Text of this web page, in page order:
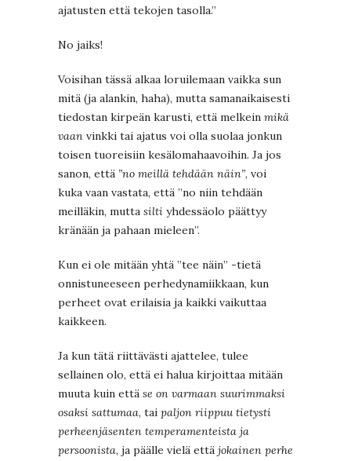
ajatusten että tekojen tasolla.”
No jaiks!
Voisihan tässä alkaa loruilemaan vaikka sun
mitä (ja alankin, haha), mutta samanaikaisesti
tiedostan kirpeän karusti, että melkein mikä
vaan vinkki tai ajatus voi olla suolaa jonkun
toisen tuoreisiin kesälomahaavoihin. Ja jos
sanon, että ”no meillä tehdään näin”, voi
kuka vaan vastata, että ”no niin tehdään
meilläkin, mutta silti yhdessäolo päättyy
kränään ja pahaan mieleen”.
Kun ei ole mitään yhtä ”tee näin” -tietä
onnistuneeseen perhedynamiikkaan, kun
perheet ovat erilaisia ja kaikki vaikuttaa
kaikkeen.
Ja kun tätä riittävästi ajattelee, tulee
sellainen olo, että ei halua kirjoittaa mitään
muuta kuin että se on varmaan suurimmaksi
osaksi sattumaa, tai paljon riippuu tietysti
perheenjäsenten temperamenteista ja
persoonista, ja päälle vielä että jokainen perhe